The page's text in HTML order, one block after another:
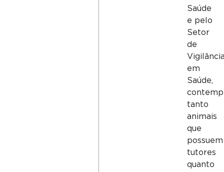
Saúde
e pelo
Setor
de
em
Saúde,
tanto
animais
que
possuem
tutores
quanto